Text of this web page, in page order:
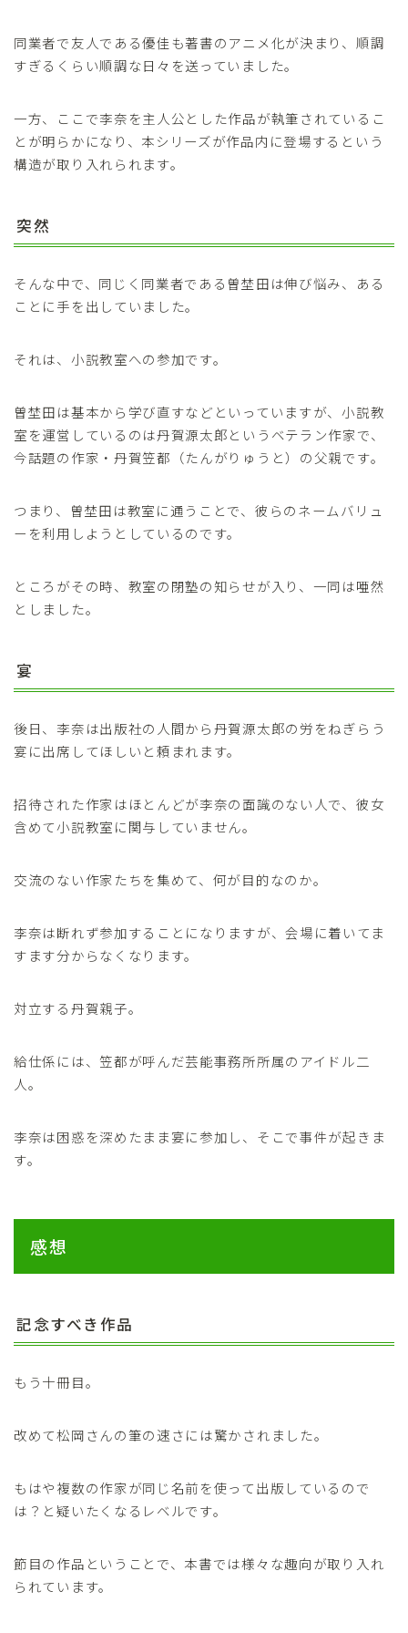
同業者で友人である優佳も著書のアニメ化が決まり、順調
すぎるくらい順調な日々を送っていました。
一方、ここで李奈を主人公とした作品が執筆されているこ
とが明らかになり、本シリーズが作品内に登場するという
構造が取り入れられます。
突然
そんな中で、同じく同業者である曽埜田は伸び悩み、ある
ことに手を出していました。
それは、小説教室への参加です。
曽埜田は基本から学び直すなどといっていますが、小説教
室を運営しているのは丹賀源太郎というベテラン作家で、
今話題の作家・丹賀笠都（たんがりゅうと）の父親です。
つまり、曽埜田は教室に通うことで、彼らのネームバリュ
ーを利用しようとしているのです。
ところがその時、教室の閉塾の知らせが入り、一同は唖然
としました。
宴
後日、李奈は出版社の人間から丹賀源太郎の労をねぎらう
宴に出席してほしいと頼まれます。
招待された作家はほとんどが李奈の面識のない人で、彼女
含めて小説教室に関与していません。
交流のない作家たちを集めて、何が目的なのか。
李奈は断れず参加することになりますが、会場に着いてま
すます分からなくなります。
対立する丹賀親子。
給仕係には、笠都が呼んだ芸能事務所所属のアイドル二
人。
李奈は困惑を深めたまま宴に参加し、そこで事件が起きま
す。
感想
記念すべき作品
もう十冊目。
改めて松岡さんの筆の速さには驚かされました。
もはや複数の作家が同じ名前を使って出版しているので
は？と疑いたくなるレベルです。
節目の作品ということで、本書では様々な趣向が取り入れ
られています。